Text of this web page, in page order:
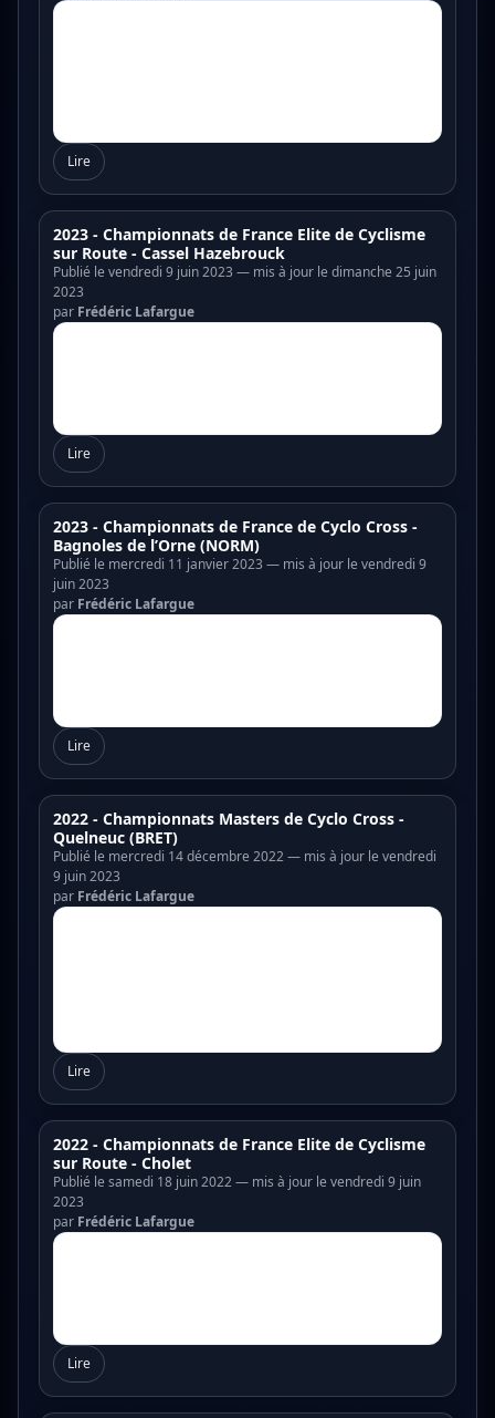
Lire
2023 - Championnats de France Elite de Cyclisme
sur Route - Cassel Hazebrouck
Publié le vendredi 9 juin 2023 — mis à jour le dimanche 25 juin
2023
par Frédéric Lafargue
Lire
2023 - Championnats de France de Cyclo Cross -
Bagnoles de l’Orne (NORM)
Publié le mercredi 11 janvier 2023 — mis à jour le vendredi 9
juin 2023
par Frédéric Lafargue
Lire
2022 - Championnats Masters de Cyclo Cross -
Quelneuc (BRET)
Publié le mercredi 14 décembre 2022 — mis à jour le vendredi
9 juin 2023
par Frédéric Lafargue
Lire
2022 - Championnats de France Elite de Cyclisme
sur Route - Cholet
Publié le samedi 18 juin 2022 — mis à jour le vendredi 9 juin
2023
par Frédéric Lafargue
Lire